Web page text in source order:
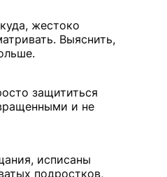
жестоко
Выяснить,
защититься
и не
исписаны
подростков,